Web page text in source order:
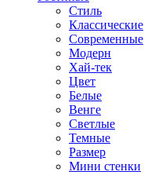
Стиль
Классические
Современные
Модерн
Хай-тек
Цвет
Белые
Венге
Светлые
Темные
Размер
Мини стенки